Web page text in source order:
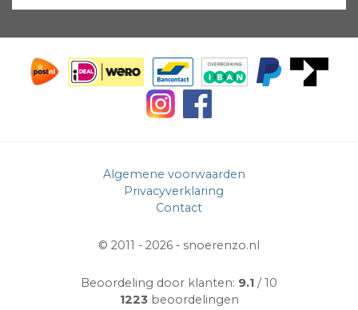
Algemene voorwaarden
Privacyverklaring
Contact
© 2011 - 2026 - snoerenzo.nl
Beoordeling door klanten: 9.1 / 10
1223beoordelingen